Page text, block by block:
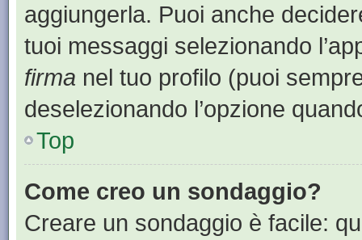
aggiungerla. Puoi anche
tuoi messaggi selezionando
firma nel tuo profilo (puoi
deselezionando l’opzione
Top
Come creo un sondaggio?
Creare un sondaggio è facile: